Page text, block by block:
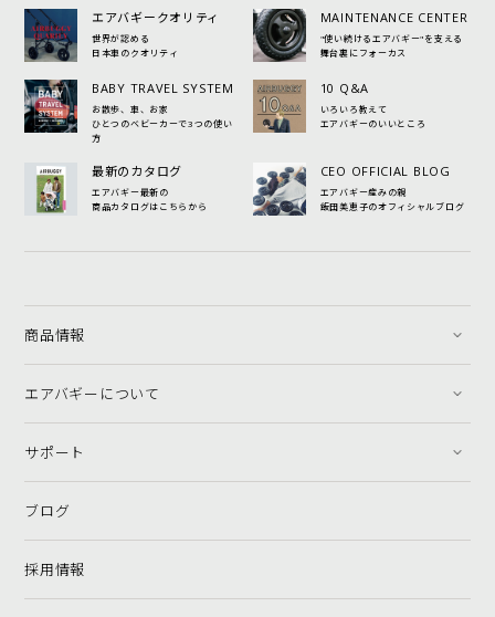
エアバギークオリティ
世界が認める
日本車のクオリティ
MAINTENANCE CENTER
"使い続けるエアバギー"を支える
舞台裏にフォーカス
BABY TRAVEL SYSTEM
お散歩、車、お家
ひとつのベビーカーで3つの使い
方
10 Q&A
いろいろ教えて
エアバギーのいいところ
最新のカタログ
エアバギー最新の
商品カタログはこちらから
CEO OFFICIAL BLOG
エアバギー産みの親
飯田美恵子のオフィシャルブログ
商品情報
エアバギーについて
サポート
ブログ
採用情報